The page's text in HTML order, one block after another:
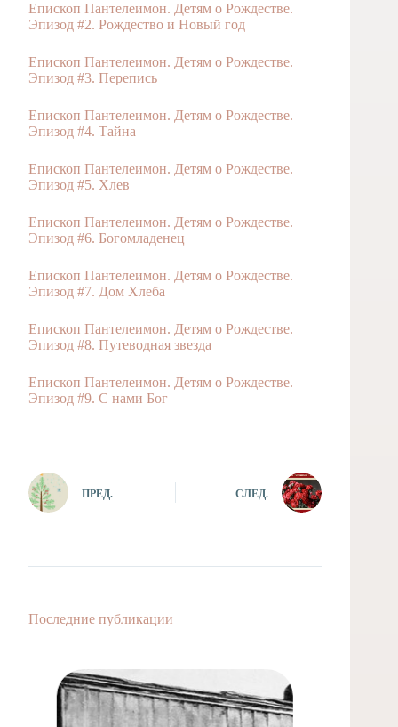
Епископ Пантелеимон. Детям о Рождестве.
Эпизод #2. Рождество и Новый год
Епископ Пантелеимон. Детям о Рождестве.
Эпизод #3. Перепись
Епископ Пантелеимон. Детям о Рождестве.
Эпизод #4. Тайна
Епископ Пантелеимон. Детям о Рождестве.
Эпизод #5. Хлев
Епископ Пантелеимон. Детям о Рождестве.
Эпизод #6. Богомладенец
Епископ Пантелеимон. Детям о Рождестве.
Эпизод #7. Дом Хлеба
Епископ Пантелеимон. Детям о Рождестве.
Эпизод #8. Путеводная звезда
Епископ Пантелеимон. Детям о Рождестве.
Эпизод #9. С нами Бог
ПРЕД. СЛЕД.
Последние публикации